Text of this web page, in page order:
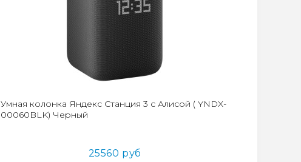
Умная колонка Яндекс Станция 3 с Алисой ( YNDX-
00060BLK) Черный
25560 руб